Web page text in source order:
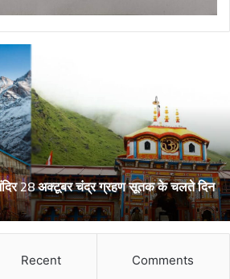
डेंगू
और
चिकनगुनिया
को
लेकर
स्वास्थ्य
विभाग
का
अर्लटApril 29, 2024
डेंगू और चिकनगुनिया को लेकर स्वास्थ्य विभाग
Recent Comments